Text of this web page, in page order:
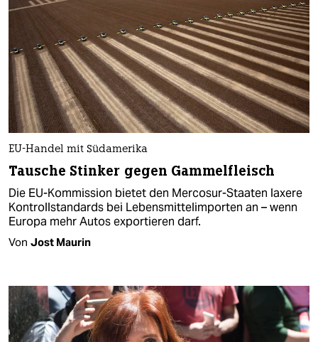
EU-Handel mit Südamerika
Tausche Stinker gegen Gammelfleisch
Die EU-Kommission bietet den Mercosur-Staaten laxere
Kontrollstandards bei Lebensmittelimporten an – wenn
Europa mehr Autos exportieren darf.
Von Jost Maurin